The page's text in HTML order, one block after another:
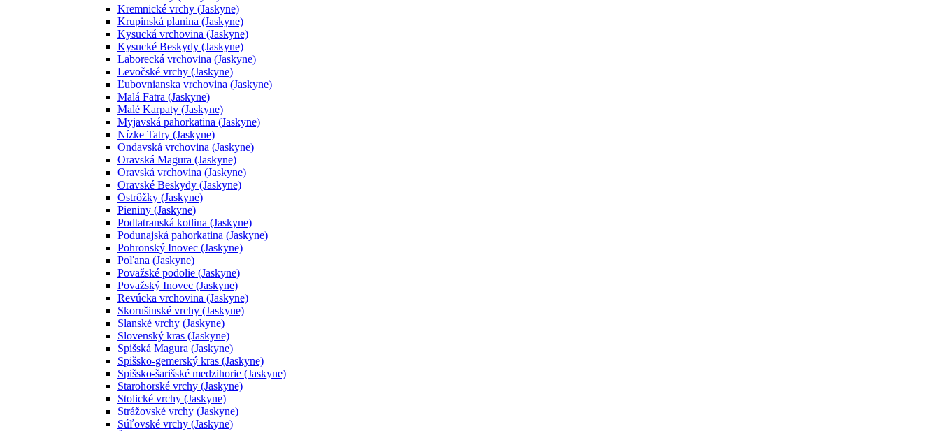
Kremnické vrchy (Jaskyne)
Krupinská planina (Jaskyne)
Kysucká vrchovina (Jaskyne)
Kysucké Beskydy (Jaskyne)
Laborecká vrchovina (Jaskyne)
Levočské vrchy (Jaskyne)
Ľubovnianska vrchovina (Jaskyne)
Malá Fatra (Jaskyne)
Malé Karpaty (Jaskyne)
Myjavská pahorkatina (Jaskyne)
Nízke Tatry (Jaskyne)
Ondavská vrchovina (Jaskyne)
Oravská Magura (Jaskyne)
Oravská vrchovina (Jaskyne)
Oravské Beskydy (Jaskyne)
Ostrôžky (Jaskyne)
Pieniny (Jaskyne)
Podtatranská kotlina (Jaskyne)
Podunajská pahorkatina (Jaskyne)
Pohronský Inovec (Jaskyne)
Poľana (Jaskyne)
Považské podolie (Jaskyne)
Považský Inovec (Jaskyne)
Revúcka vrchovina (Jaskyne)
Skorušinské vrchy (Jaskyne)
Slanské vrchy (Jaskyne)
Slovenský kras (Jaskyne)
Spišská Magura (Jaskyne)
Spišsko-gemerský kras (Jaskyne)
Spišsko-šarišské medzihorie (Jaskyne)
Starohorské vrchy (Jaskyne)
Stolické vrchy (Jaskyne)
Strážovské vrchy (Jaskyne)
Súľovské vrchy (Jaskyne)